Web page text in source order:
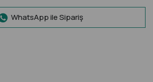
WhatsApp ile Sipariş